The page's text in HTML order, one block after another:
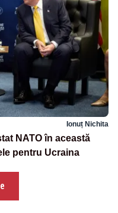
Ionuț Nichita
NATO în această
pentru Ucraina